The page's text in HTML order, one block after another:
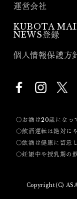
運営会社
KUBOTA
NEWS登録
個人情報保護方
〇お酒は20歳になっ
〇飲酒運転は絶対に
〇飲酒は健康に留意
〇妊娠中や授乳期の
Copyright(C)